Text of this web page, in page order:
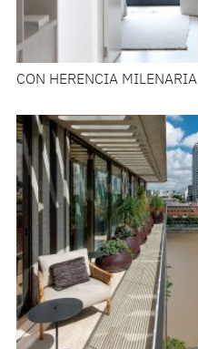
CON HERENCIA MILENARIA